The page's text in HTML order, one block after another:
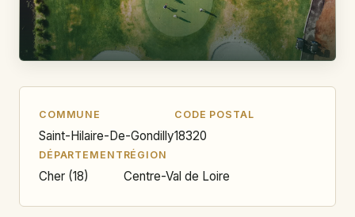
COMMUNE
Saint-Hilaire-De-Gondilly
CODE POSTAL
18320
DÉPARTEMENT
Cher (18)
RÉGION
Centre-Val de Loire